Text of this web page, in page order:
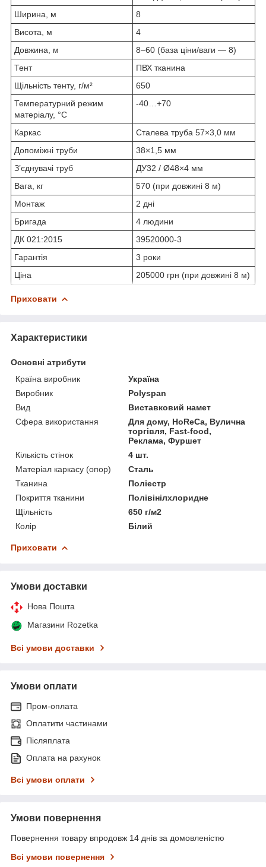
Ширина, м
8
Висота, м
4
Довжина, м
8–60 (база ціни/ваги — 8)
Тент
ПВХ тканина
Щільність тенту, г/м²
650
Температурний режим
матеріалу, °C
-40…+70
Каркас
Сталева труба 57×3,0 мм
Допоміжні труби
38×1,5 мм
З’єднувачі труб
ДУ32 / Ø48×4 мм
Вага, кг
570 (при довжині 8 м)
Монтаж
2 дні
Бригада
4 людини
ДК 021:2015
39520000-3
Гарантія
3 роки
Ціна
205000 грн (при довжині 8 м)
Приховати
Характеристики
Основні атрибути
Країна виробник
Україна
Виробник
Polyspan
Вид
Виставковий намет
Сфера використання
Для дому, HoReCa, Вулична
торгівля, Fast-food,
Реклама, Фуршет
Кількість стінок
4 шт.
Матеріал каркасу (опор)
Сталь
Тканина
Поліестр
Покриття тканини
Полівінілхлоридне
Щільність
650 г/м2
Колір
Білий
Приховати
Умови доставки
Нова Пошта
Магазини Rozetka
Всі умови доставки
Умови оплати
Пром-оплата
Оплатити частинами
Післяплата
Оплата на рахунок
Всі умови оплати
Умови повернення
Повернення товару впродовж 14 днів за домовленістю
Всі умови повернення